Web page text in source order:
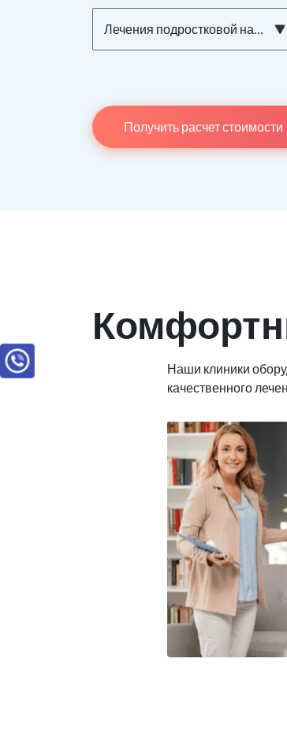
Лечения подростковой наркомании
Получить расчет стоимости
Наши клиники
качественного